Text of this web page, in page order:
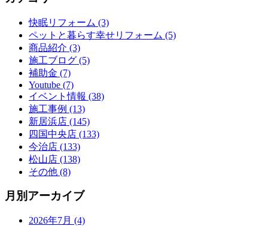
快眠リフォーム (3)
ペットと暮らす幸せリフォーム (5)
商品紹介 (3)
施工ブログ (5)
補助金 (7)
Youtube (7)
イベント情報 (38)
施工事例 (13)
新居浜店 (145)
四国中央店 (133)
今治店 (133)
松山店 (138)
その他 (8)
月別アーカイブ
2026年7月 (4)